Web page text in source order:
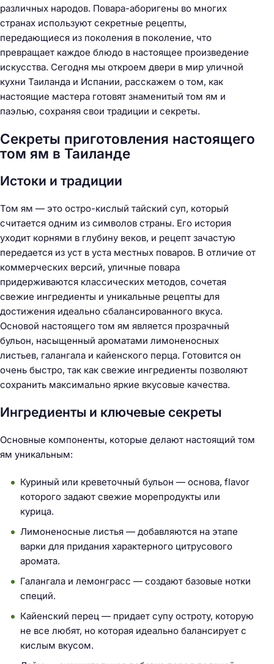
различных народов. Повара-аборигены во многих
странах используют секретные рецепты,
передающиеся из поколения в поколение, что
превращает каждое блюдо в настоящее произведение
искусства. Сегодня мы откроем двери в мир уличной
кухни Таиланда и Испании, расскажем о том, как
настоящие мастера готовят знаменитый том ям и
паэлью, сохраняя свои традиции и секреты.
Секреты приготовления настоящего
том ям в Таиланде
Истоки и традиции
Том ям — это остро-кислый тайский суп, который
считается одним из символов страны. Его история
уходит корнями в глубину веков, и рецепт зачастую
передается из уст в уста местных поваров. В отличие от
коммерческих версий, уличные повара
придерживаются классических методов, сочетая
свежие ингредиенты и уникальные рецепты для
достижения идеально сбалансированного вкуса.
Основой настоящего том ям является прозрачный
бульон, насыщенный ароматами лимоненосных
листьев, галангала и кайенского перца. Готовится он
очень быстро, так как свежие ингредиенты позволяют
сохранить максимально яркие вкусовые качества.
Ингредиенты и ключевые секреты
Основные компоненты, которые делают настоящий том
ям уникальным:
Куриный или креветочный бульон — основа, flavor
которого задают свежие морепродукты или
курица.
Лимоненосные листья — добавляются на этапе
варки для придания характерного цитрусового
аромата.
Галангала и лемонграсс — создают базовые нотки
специй.
Кайенский перец — придает супу остроту, которую
не все любят, но которая идеально балансирует с
кислым вкусом.